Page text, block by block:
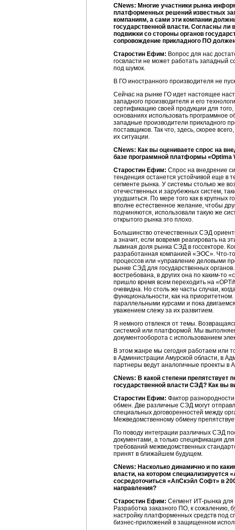
CNews: Многие участники рынка
платформенных решений известных
компаниям, а сами эти компании
государственной власти. Согласны ли
подвижки со стороны органов
сопровождение прикладного ПО
Старостин Ефим: Вопрос для нас
госвласти не может работать западный
под шумок.
В ГО иностранного производителя не
Сейчас на рынке ГО идет настоящее
западного производителя и его
сертификацию своей продукции для
основаниях использовать программное
западные производители прикладного
поставщиков. Так что, здесь, скорее
их ситуации.
CNews: Как вы оцениваете спрос на
базе программной платформы «Optima
Старостин Ефим: Спрос на внедрение
тенденция останется устойчивой еще в
сегменте рынка. У системы столько же
отечественных и зарубежных систем,
ухудшиться. По мере того как в крупных
вполне естественное желание, чтобы
подчиняются, использовали такую же
открытого рынка это плохо.
Большинство отечественных СЭД
а значит, если вовремя реагировать на
львиная доля рынка СЭД в госсекторе.
разработанная компанией «ЭОС». Что-
процессов или «управление деловыми
рынке СЭД для государственных
востребована, в других она по каким-то
пришло время всем переходить на
очевидна. Но столь же часты случаи,
функциональности, как на
параллельными курсами и пока
уважением слежу за их развитием.
Я немного отвлекся от темы.
системой или платформой. Мы
документооборота с использованием
В этом жанре мы сегодня работаем или
в Администрации Амурской области, в
партнеры ведут аналогичные проекты
CNews: В какой степени
государственной власти СЭД? Как вы
Старостин Ефим: Фактор
обмен. Две различные СЭД могут
специальных договоренностей между
Межведомственному обмену
По поводу интеграции различных СЭД
документами, а только спецификация
требований межведомственных
принят в ближайшем будущем.
CNews: Насколько динамично и по
власти, на котором специализируется
сосредоточиться «АпСкэйл Софт» в
направления?
Старостин Ефим: Сегмент ИТ-рынка для
Разработка заказного ПО, к сожалению,
настройку платформенных средств под
бизнес-приложений в защищенном